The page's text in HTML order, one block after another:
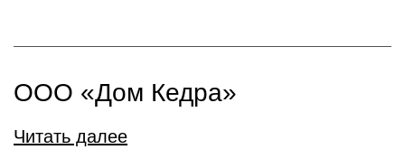
ООО «Дом Кедра»
Читать далее